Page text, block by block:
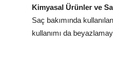
Kimyasal Ürünler ve
Saç bakımında
kullanımı da